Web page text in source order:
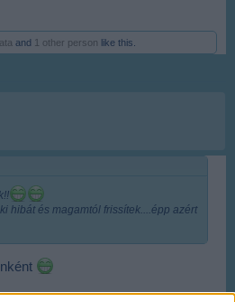
and 1 other person like this.
hibát és magamtól frissítek....épp azért